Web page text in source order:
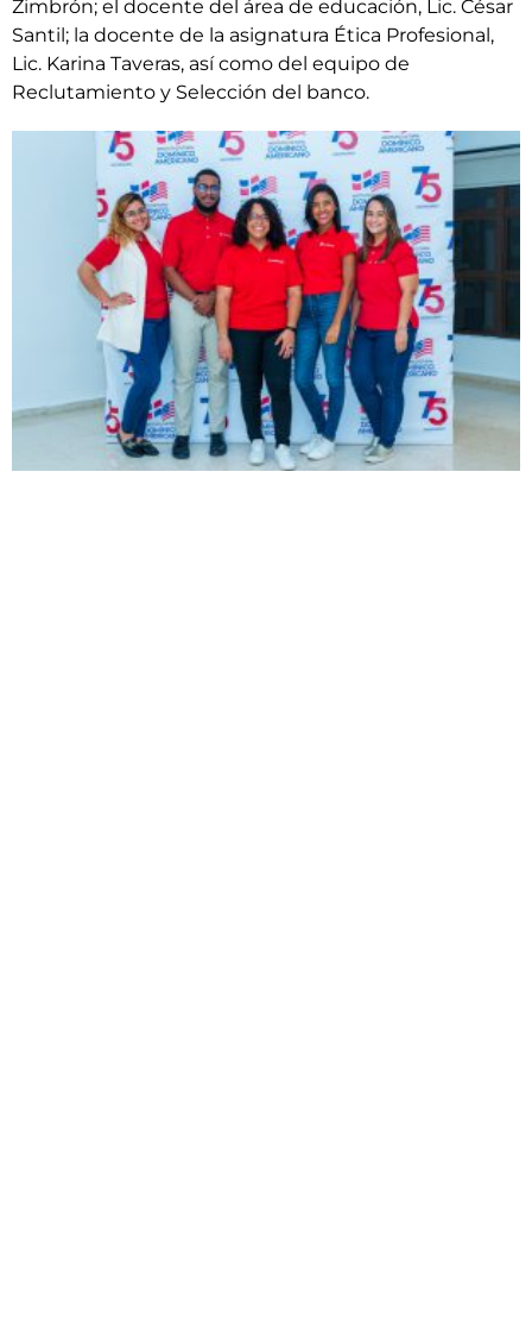
Zimbrón; el docente del área de educación, Lic. César
Santil; la docente de la asignatura Ética Profesional,
Lic. Karina Taveras, así como del equipo de
Reclutamiento y Selección del banco.